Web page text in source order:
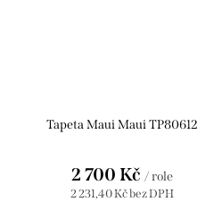
Tapeta Maui Maui TP80612
2 231,40 Kč bez DPH
2 700 Kč / role